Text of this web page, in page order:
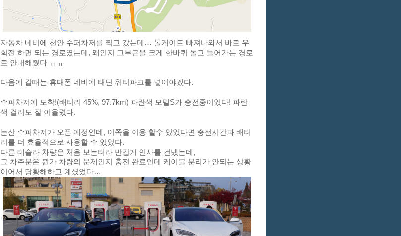
자동차 네비에 천안 수퍼차저를 찍고 갔는데… 톨게이트 빠져나와서 바로 우
회전 하면 되는 경로였는데, 왜인지 그부근을 크게 한바퀴 돌고 들어가는 경로
로 안내해줬다 ㅠㅠ
다음에 갈때는 휴대폰 네비에 태딘 워터파크를 넣어야겠다.
수퍼차저에 도착!(배터리 45%, 97.7km) 파란색 모델S가 충전중이었다! 파란
색 컬러도 잘 어울렸다.
논산 수퍼차저가 오픈 예정인데, 이쪽을 이용 할수 있었다면 충전시간과 배터
리를 더 효율적으로 사용할 수 있었다.
다른 테슬라 차량은 처음 보는터라 반갑게 인사를 건넸는데,
그 차주분은 뭔가 차량의 문제인지 충전 완료인데 케이블 분리가 안되는 상황
이어서 당황해하고 계셨었다…